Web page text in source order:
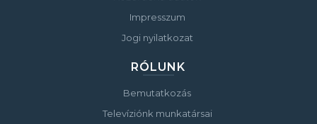
Impresszum
Jogi nyilatkozat
RÓLUNK
Bemutatkozás
Televíziónk munkatársai